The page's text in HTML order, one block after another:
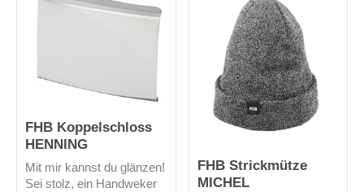
FHB Koppelschloss
HENNING
Mit mir kannst du glänzen!
Sei stolz, ein Handweker
FHB Strickmütze
MICHEL